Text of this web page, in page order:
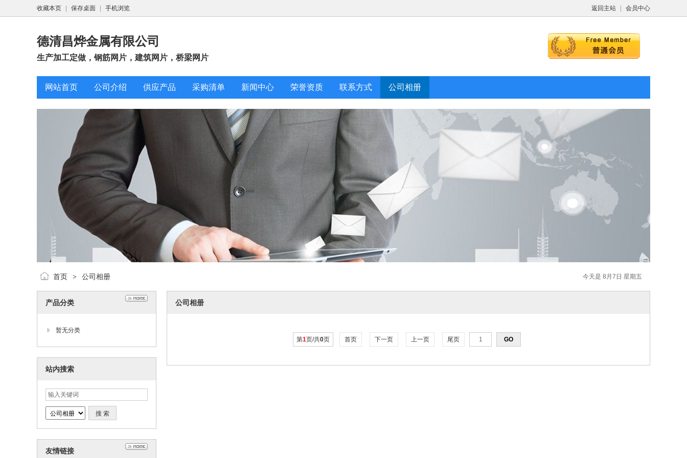
返回主站 会员中心
收藏本页 保存桌面 手机浏览
德清昌烨金属有限公司
生产加工定做，钢筋网片，建筑网片，桥梁网片
网站首页 公司介绍 供应产品 采购清单 新闻中心 荣誉资质 联系方式 公司相册
今天是 8月7日 星期五
首页 > 公司相册
产品分类
暂无分类
站内搜索
友情链接
公司相册
第1页/共0页 首页 下一页 上一页 尾页